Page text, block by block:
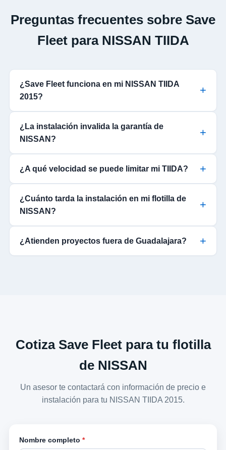
Preguntas frecuentes sobre Save
Fleet para NISSAN TIIDA
¿Save Fleet funciona en mi NISSAN TIIDA
2015?
¿La instalación invalida la garantía de
NISSAN?
¿A qué velocidad se puede limitar mi TIIDA?
¿Cuánto tarda la instalación en mi flotilla de
NISSAN?
¿Atienden proyectos fuera de Guadalajara?
Cotiza Save Fleet para tu flotilla
de NISSAN
Un asesor te contactará con información de precio e
instalación para tu NISSAN TIIDA 2015.
Nombre completo *